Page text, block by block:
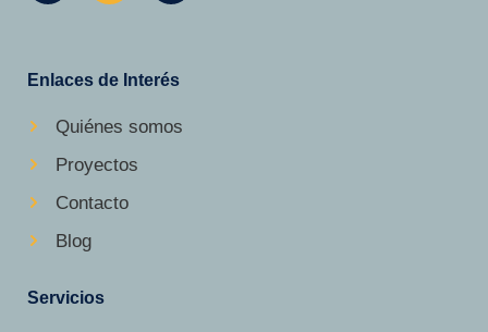
Enlaces de Interés
Quiénes somos
Proyectos
Contacto
Blog
Servicios